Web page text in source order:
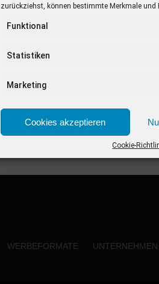
zurückziehst, können bestimmte Merkmale und
Funktional
Statistiken
Marketing
Cookies akzeptieren
Cookie-
aller Zeiten.
WERBEFORMATE UNTERNEHMEN